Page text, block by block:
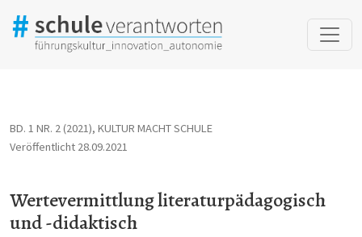
BD. 1 NR. 2 (2021), KULTUR MACHT SCHULE
Wertevermittlung literaturpädagogisch
und -didaktisch
Veröffentlicht 28.09.2021